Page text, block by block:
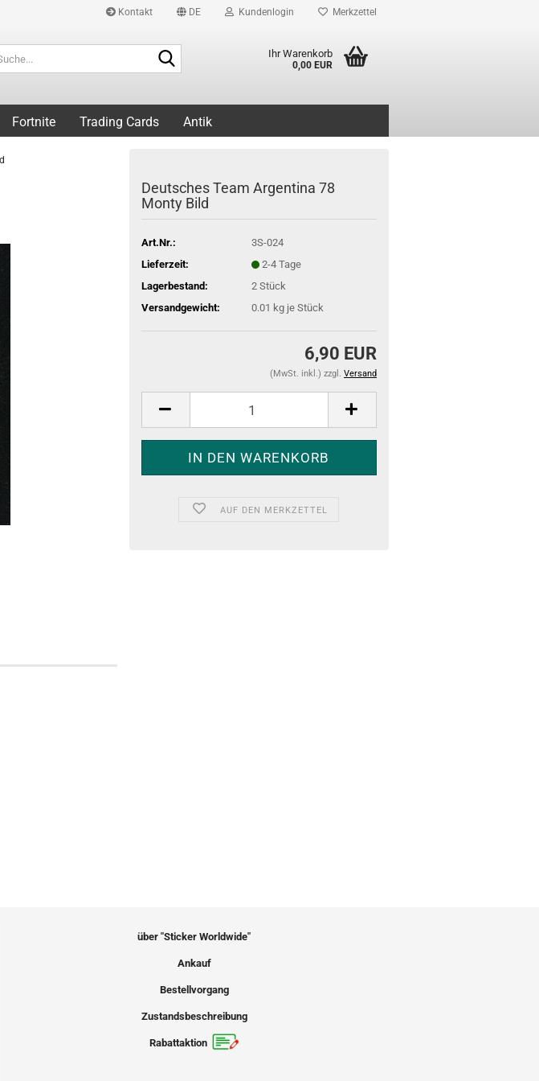
Kontakt DE Kundenlogin Merkzettel
Ihr Warenkorb
0,00 EUR
Fortnite Trading Cards Antik
Deutsches Team Argentina 78
Monty Bild
Art.Nr.:
3S-024
Lieferzeit:
2-4 Tage
Lagerbestand:
2 Stück
Versandgewicht:
0.01 kg je Stück
6,90 EUR
(MwSt. inkl.) zzgl. Versand
AUF DEN MERKZETTEL
über "Sticker Worldwide"
Ankauf
Bestellvorgang
Zustandsbeschreibung
Rabattaktion